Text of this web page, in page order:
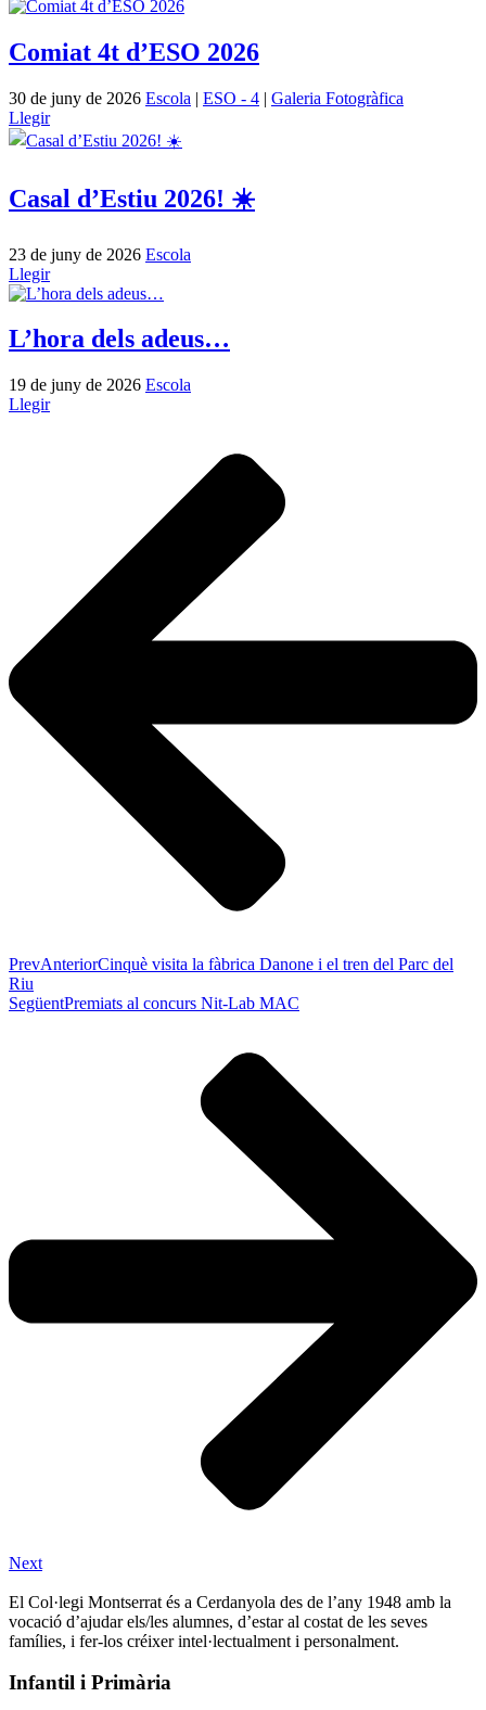
Comiat 4t d’ESO 2026
30 de juny de 2026 Escola | ESO - 4 | Galeria Fotogràfica
Llegir
Casal d’Estiu 2026! ☀️
23 de juny de 2026 Escola
Llegir
L’hora dels adeus…
19 de juny de 2026 Escola
Llegir
PrevAnteriorCinquè visita la fàbrica Danone i el tren del Parc del
Riu
SegüentPremiats al concurs Nit-Lab MAC
Next
El Col·legi Montserrat és a Cerdanyola des de l’any 1948 amb la
vocació d’ajudar els/les alumnes, d’estar al costat de les seves
famílies, i fer-los créixer intel·lectualment i personalment.
Infantil i Primària